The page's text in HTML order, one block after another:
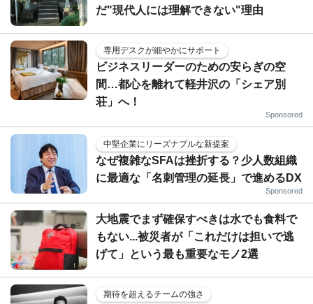
だ"現代人には理解できない"理由
専用デスクが細やかにサポート
ビジネスリーダーのための安らぎの空
間…都心を離れて軽井沢の「シェア別
荘」へ！
Sponsored
中堅企業にリーズナブルな新提案
なぜ複雑なSFAは挫折する？少人数組織
に最適な「名刺管理の延長」で進めるDX
Sponsored
大地震でまず確保すべきは水でも食料で
もない...被災者が「これだけは担いで逃
げて」という最も重要なモノ2選
期待を超えるチームの強さ